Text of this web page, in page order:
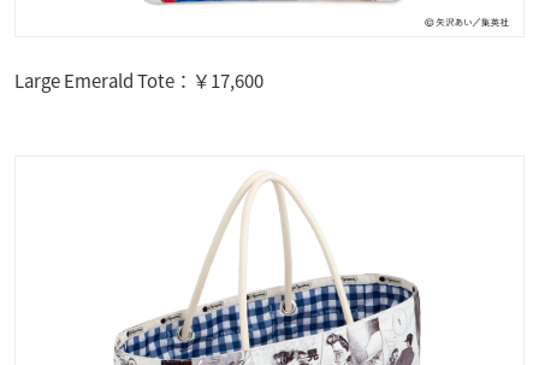
Large Emerald Tote：￥17,600